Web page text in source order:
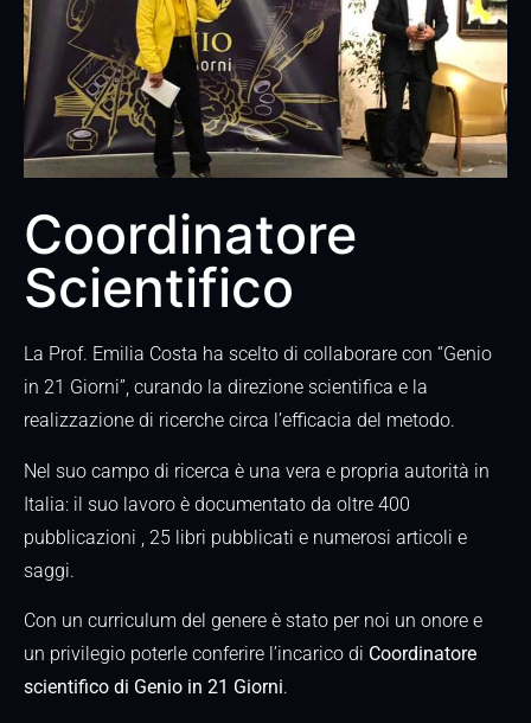
Coordinatore
Scientifico
La Prof. Emilia Costa ha scelto di collaborare con “Genio
in 21 Giorni”, curando la direzione scientifica e la
realizzazione di ricerche circa l’efficacia del metodo.
Nel suo campo di ricerca è una vera e propria autorità in
Italia: il suo lavoro è documentato da oltre 400
pubblicazioni , 25 libri pubblicati e numerosi articoli e
saggi.
Con un curriculum del genere è stato per noi un onore e
un privilegio poterle conferire l’incarico di Coordinatore
scientifico di Genio in 21 Giorni.